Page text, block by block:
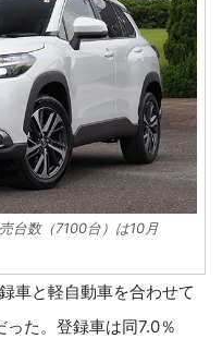
台数（7100台）は10月
車と軽自動車を合わせて
た。登録車は同7.0％